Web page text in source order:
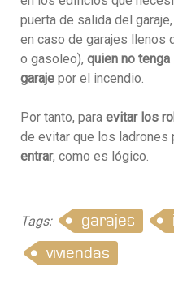
puerta de salida del
en caso de garajes llenos
o gasoleo), quien no tenga
garajepor el incendio.
Por tanto, para evitar los
de evitar que los ladrones
entrar, como es lógico.
Tags: garajes
viviendas